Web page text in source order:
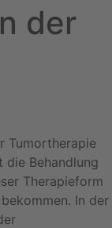
der
Tumortherapie
die Behandlung
Therapieform
In der